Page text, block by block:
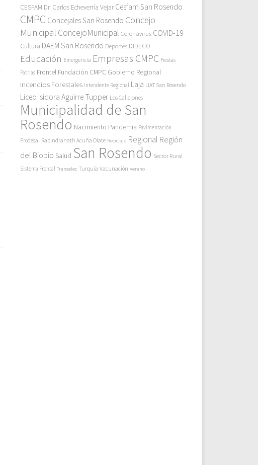
CESFAM Dr. Carlos Echeverría Vejar Cesfam San Rosendo
CMPC Concejales San Rosendo Concejo
Municipal ConcejoMunicipal Coronavirus COVID-19
Cultura DAEM San Rosendo Deportes DIDECO
Educación Emergencia Empresas CMPC Fiestas
Patrias Frontel Fundación CMPC Gobierno Regional
Incendios Forestales Intendente Regional Laja LIAT San Rosendo
Liceo Isidora Aguirre Tupper Los Callejones
Municipalidad de San
Rosendo Nacimiento Pandemia Pavimentación
Prodesal Rabindranath Acuña Olate Reciclaje Regional Región
del Biobío Salud San Rosendo Sector Rural
Sistema Frontal Transelec Turquía Vacunación Verano